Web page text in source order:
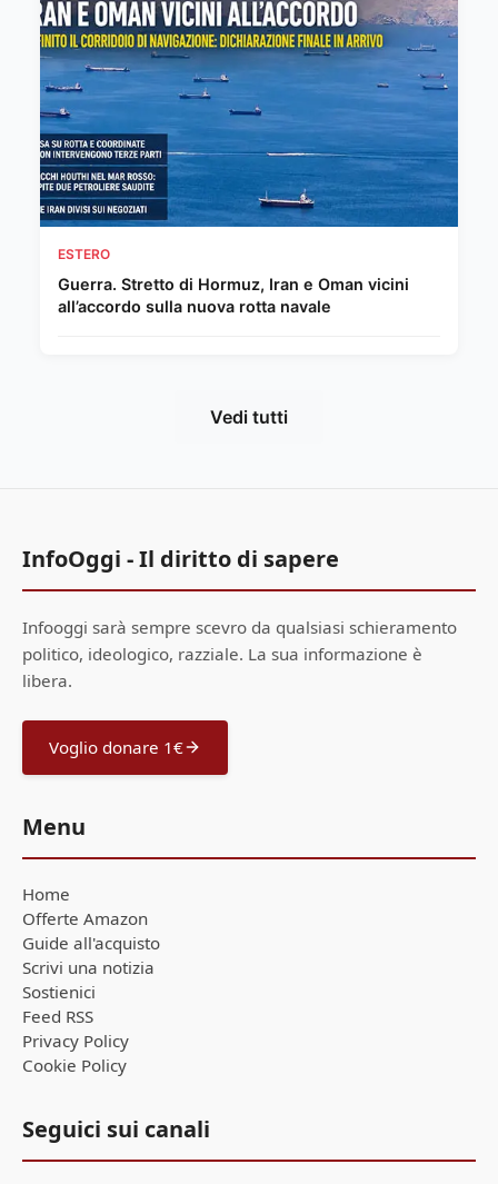
ESTERO
Guerra. Stretto di Hormuz, Iran e Oman vicini
all’accordo sulla nuova rotta navale
Vedi tutti
InfoOggi - Il diritto di sapere
Infooggi sarà sempre scevro da qualsiasi schieramento
politico, ideologico, razziale. La sua informazione è
libera.
Voglio donare 1€
Menu
Home
Offerte Amazon
Guide all'acquisto
Scrivi una notizia
Sostienici
Feed RSS
Privacy Policy
Cookie Policy
Seguici sui canali